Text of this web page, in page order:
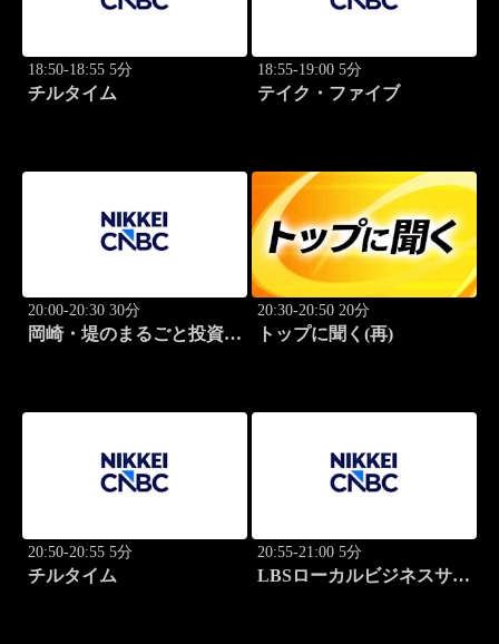
18:50-18:55 5分
チルタイム
18:55-19:00 5分
テイク・ファイブ
20:00-20:30 30分
岡崎・堤のまるごと投資道
20:30-20:50 20分
トップに聞く(再)
20:50-20:55 5分
チルタイム
20:55-21:00 5分
LBSローカルビジネスサテ